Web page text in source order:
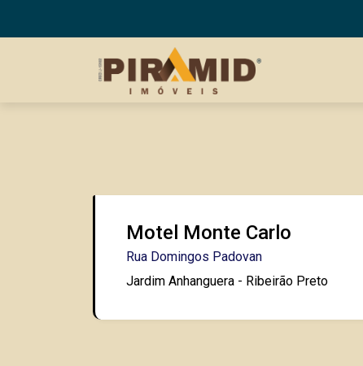
Motel Monte Carlo
Rua Domingos Padovan
Jardim Anhanguera - Ribeirão Preto